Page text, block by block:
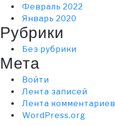
Февраль 2022
Январь 2020
Рубрики
Без рубрики
Мета
Войти
Лента записей
Лента комментариев
WordPress.org